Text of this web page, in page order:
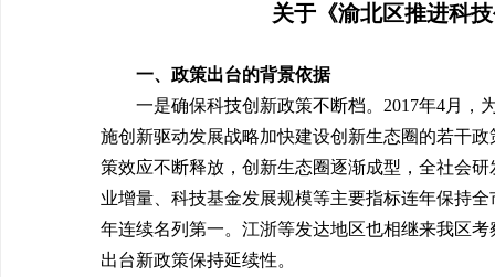
关于《渝北区推进科
一、政策出台的背景依据
一是确保科技创新政策不断档。2017年4月，
施创新驱动发展战略加快建设创新生态圈的若干
策效应不断释放，创新生态圈逐渐成型，全社会
业增量、科技基金发展规模等主要指标连年保持
年连续名列第一。江浙等发达地区也相继来我区
出台新政策保持延续性。